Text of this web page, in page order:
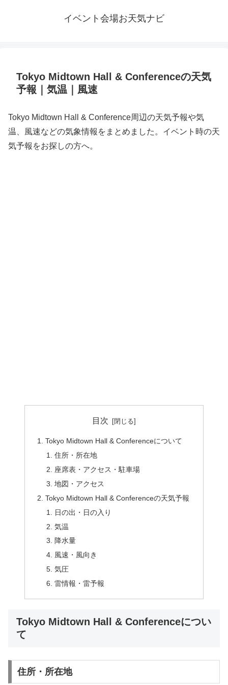
イベント会場お天気ナビ
Tokyo Midtown Hall & Conferenceの天気
予報｜気温｜風速
Tokyo Midtown Hall & Conference周辺の天気予報や気
温、風速などの気象情報をまとめました。イベント時の天
気予報をお探しの方へ。
目次
Tokyo Midtown Hall & Conferenceについて
住所・所在地
座席表・アクセス・駐車場
地図・アクセス
Tokyo Midtown Hall & Conferenceの天気予報
日の出・日の入り
気温
降水量
風速・風向き
気圧
雷情報・雷予報
Tokyo Midtown Hall & Conferenceについ
て
住所・所在地